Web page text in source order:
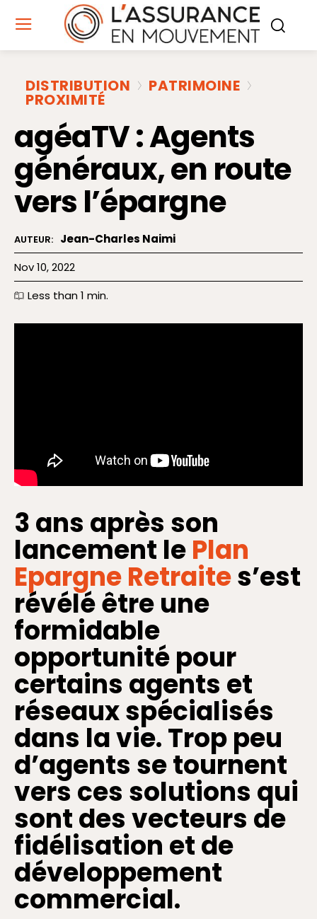
DISTRIBUTION PATRIMOINE
PROXIMITÉ
agéaTV : Agents
généraux, en route
vers l’épargne
AUTEUR: Jean-Charles Naimi
Nov 10, 2022
Less than 1 min.
3 ans après son
lancement lePlan
Epargne Retraites’est
révélé être une
formidable
opportunité pour
certains agents et
réseaux spécialisés
dans la vie. Trop peu
d’agents se tournent
vers ces solutions qui
sont des vecteurs de
fidélisation et de
développement
commercial.